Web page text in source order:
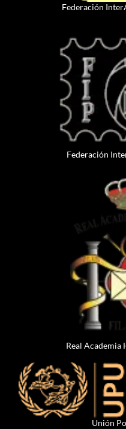
Federación
Federación
Real Academia
Unión